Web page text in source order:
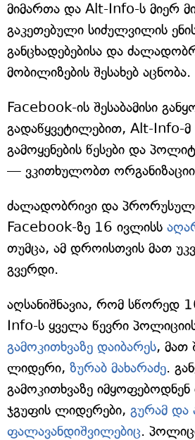
მიმართა და Alt-Info-ს მიერ
გაკეთებული სიძულვილის
განცხადებებისა და
მობილიზების შესახებ აცნობა.
Facebook-ის შესაბამისი
გადაწყვეტილებით, Alt-Info-
გამოყენების წესები და
— ვკითხულობთ
ძალადობრივი და
Facebook-ზე 16 ივლისს
თუმცა, ამ დროისთვის მათ
გვერდი.
აღსანიშნავია, რომ სწორედ
Info-ს ყველა წევრი
გამოკითხვაზე დაიბარეს, მათ
ლიდერი, ზურაბ მახარაძე.
გამოკითხვაზე
ჯგუფის ლიდერები, გურამ და
ფალავანდიშვილებიც.